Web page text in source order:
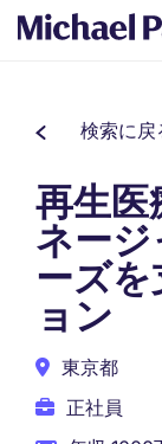
検索に戻
再生医
ネージ
ーズ
ョン
東京都
正社員